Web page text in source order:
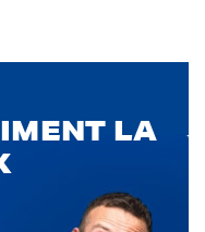
LA